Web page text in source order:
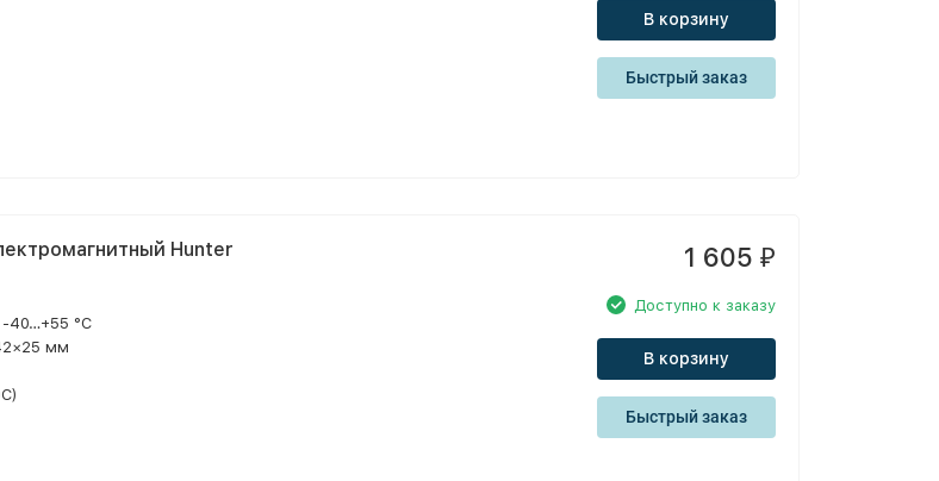
В корзину
Быстрый заказ
Hunter
-40…+55 °С
мм
1 605 ₽
Доступно к заказу
В корзину
Быстрый заказ